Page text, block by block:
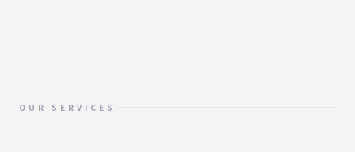
OUR SERVICES